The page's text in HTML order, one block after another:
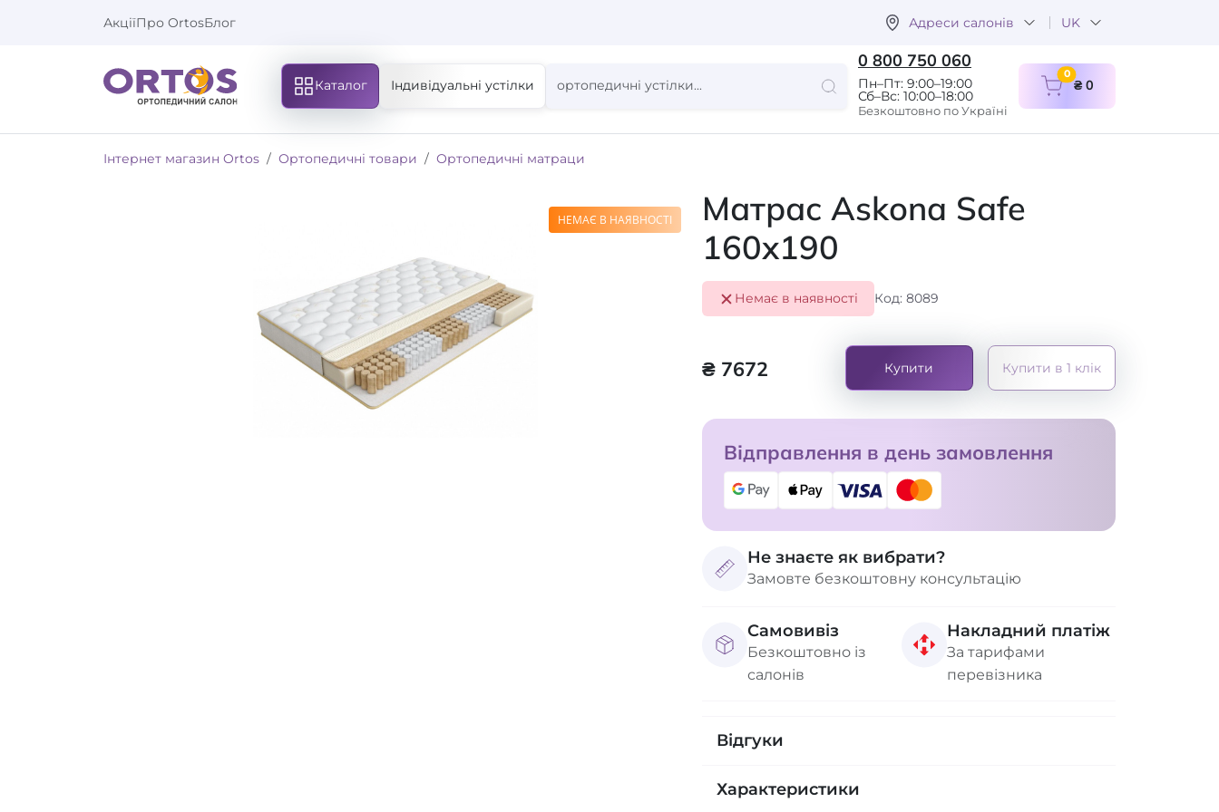
АкціїПро OrtosБлог Адреси салонів UK
Каталог Індивідуальні устілки
0 800 750 060
Пн–Пт: 9:00–19:00
Сб–Вс: 10:00–18:00
Безкоштовно по Україні
0items in cart
₴ 0
Інтернет магазин Ortos Ортопедичні товари Ортопедичні матраци
НЕМАЄ В НАЯВНОСТІ
Матрас Askona Safe
160x190
Немає в наявності Код: 8089
₴ 7672 Купити Купити в 1 клік
Відправлення в день замовлення
Не знаєте як вибрати?
Замовте безкоштовну консультацію
Самовивіз
Безкоштовно із
салонів
Накладний платіж
За тарифами
перевізника
Відгуки
Характеристики